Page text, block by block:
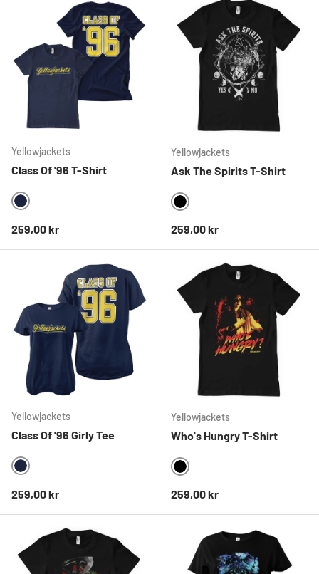
Yellowjackets
Class Of '96 T-Shirt
NAVY
Ordinarie pris
259,00 kr
Yellowjackets
Ask The Spirits T-Shirt
BLACK
Ordinarie pris
259,00 kr
Yellowjackets
Class Of '96 Girly Tee
NAVY
Ordinarie pris
259,00 kr
Yellowjackets
Who's Hungry T-Shirt
BLACK
Ordinarie pris
259,00 kr